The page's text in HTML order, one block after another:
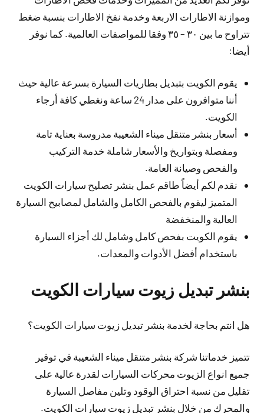
وموازنة الاطارات الاربعة وخدمة نفخ الاطارات بنسبة ضغط
تتراوح ما بين ٣٠ – ٣٥ وفقا للمواصفات العالمية. كما نوفر
أيضا:
يقوم الكويت بتبديل بطاريات السيارة بسرعة عالية حيث
أننا متوافرون على مدار 24 ساعة ونغطي كافة أرجاء
الكويت.
أسعار بنشر متنقل ميناء الشعيبة مدروسة بعناية تامة
ومفصلة وبتواريخ والأسعار شاملة خدمة التركيب
والفحص وصيانة العامة.
نقدم لكم أيضاً طاقم عمل بنشر تصليح سيارات الكويت
المتميز ليقوم بالفحص الكامل والشامل لمصابيح السيارة
العالية والمنخفضة
يقوم الكويت بفحص كامل وشامل لك أجزاء السيارة
باستخدام أفضل الأدوات والمعدات.
بنشر تبديل زيوت سيارات الكويت
هل انتم بحاجة لخدمة بنشر تبديل زيوت سيارات الكويت؟
تتميز خدماتنا شركة بنشر متنقل ميناء الشعيبة في توفير
جميع انواع الزيوت محركات السيارات لقدرة عالية على
تقليل من نسبة احتراق الوقود وتلين مفاصل السيارة
والمحرك من خلال بنشر تبديل زيوت سيارات الكويت.